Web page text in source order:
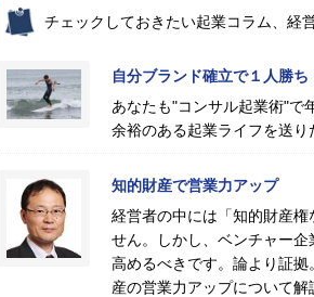
チェックしておきたい起業コラム、経
自分ブランド確立で１人勝
あなたも"コンサル起業術"で
余裕のある起業ライフを送り
知的財産で営業力アップ
経営者の中には「知的財産
せん。しかし、ベンチャー
高めるべきです。論より証
産の営業力アップについて解